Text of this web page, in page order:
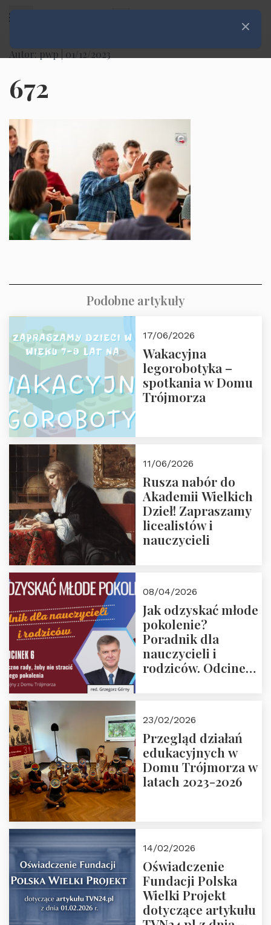
Autor: pwp | 01/12/2023
672
Podobne artykuły
17/06/2026
Wakacyjna
legorobotyka –
spotkania w Domu
Trójmorza
11/06/2026
Rusza nabór do
Akademii Wielkich
Dzieł! Zapraszamy
licealistów i
nauczycieli
08/04/2026
Jak odzyskać młode
pokolenie?
Poradnik dla
nauczycieli i
rodziców. Odcinek
Rozmawiają red.
Grzegorz Górny i
prof. Michał
Łuczewski
23/02/2026
Przegląd działań
edukacyjnych w
Domu Trójmorza w
latach 2023-2026
14/02/2026
Oświadczenie
Fundacji Polska
Wielki Projekt
dotyczące artykułu
Zamknij